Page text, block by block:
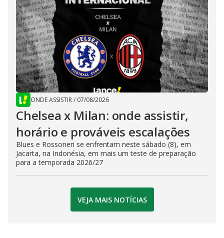
ONDE ASSISTIR/ 07/08/2026
Chelsea x Milan: onde assistir,
horário e prováveis escalações
Blues e Rossoneri se enfrentam neste sábado (8), em
Jacarta, na Indonésia, em mais um teste de preparação
para a temporada 2026/27
VEJA MAIS NOTÍCIAS